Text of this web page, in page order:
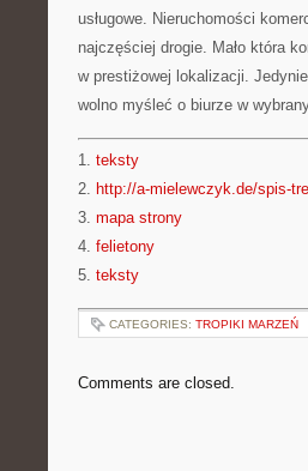
usługowe. Nieruchomości
najczęściej drogie. Mało która
w prestiżowej lokalizacji.
wolno myśleć o biurze w
1. teksty
2. http://a-mielewczyk.de/spis-
3. mapa strony
4. felietony
5. teksty
CATEGORIES: TROPIKI MARZEŃ
Comments are closed.